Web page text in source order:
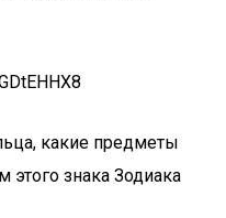
какие предметы
знака Зодиака